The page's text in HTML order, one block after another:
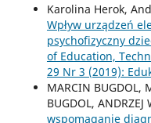
Karolina Herok,
Wpływ urządzeń
psychofizyczny
of Education,
29 Nr 3 (2019):
MARCIN BUGDOL,
BUGDOL, ANDRZEJ
wspomaganie